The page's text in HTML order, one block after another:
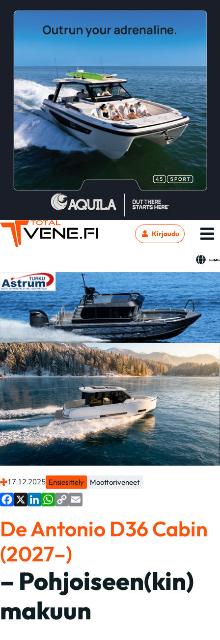
Kirjaudu
17.12.2025 Ensiesittely Moottoriveneet
Link
De Antonio D36 Cabin
(2027–)
– Pohjoiseen(kin)
makuun